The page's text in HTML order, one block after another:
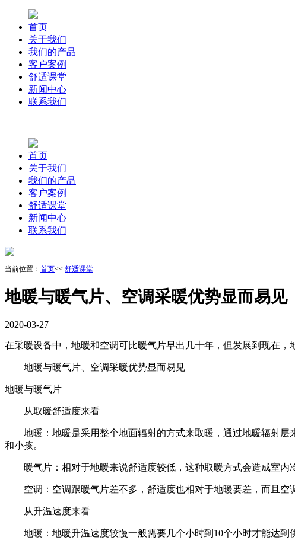
首页
关于我们
我们的产品
客户案例
舒适课堂
新闻中心
联系我们
首页
关于我们
我们的产品
客户案例
舒适课堂
新闻中心
联系我们
当前位置： 首页<< 舒适课堂
地暖与暖气片、空调采暖优势显而易见
2020-03-27
在采暖设备中，地暖和空调可比暖气片早出几十年，但发展到现在
地暖与暖气片、空调采暖优势显而易见
地暖与暖气片
从取暖舒适度来看
地暖：地暖是采用整个地面辐射的方式来取暖，通过地暖辐射层
和小孩。
暖气片：相对于地暖来说舒适度较低，这种取暖方式会造成室内
空调：空调跟暖气片差不多，舒适度也相对于地暖要差，而且空
从升温速度来看
地暖：地暖升温速度较慢一般需要几个小时到10个小时才能达到